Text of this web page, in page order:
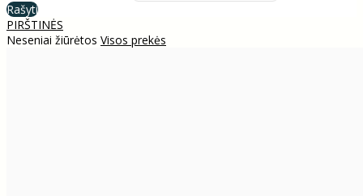
Rašyti
PIRŠTINĖS
Neseniai žiūrėtos Visos prekės